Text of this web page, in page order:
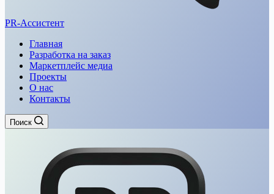
PR-Ассистент
Главная
Разработка на заказ
Маркетплейс медиа
Проекты
О нас
Контакты
Поиск